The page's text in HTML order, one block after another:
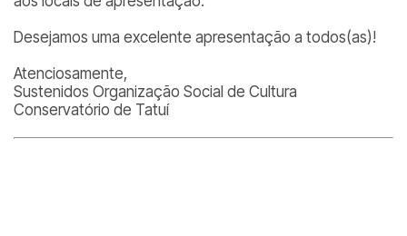
Desejamos uma excelente apresentação a todos(as)!
Atenciosamente,
Sustenidos Organização Social de Cultura
Conservatório de Tatuí